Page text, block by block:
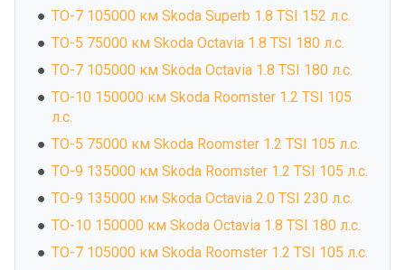
ТО-7 105000 км Skoda Superb 1.8 TSI 152 л.с.
ТО-5 75000 км Skoda Octavia 1.8 TSI 180 л.с.
ТО-7 105000 км Skoda Octavia 1.8 TSI 180 л.с.
ТО-10 150000 км Skoda Roomster 1.2 TSI 105
л.с.
ТО-5 75000 км Skoda Roomster 1.2 TSI 105 л.с.
ТО-9 135000 км Skoda Roomster 1.2 TSI 105 л.с.
ТО-9 135000 км Skoda Octavia 2.0 TSI 230 л.с.
ТО-10 150000 км Skoda Octavia 1.8 TSI 180 л.с.
ТО-7 105000 км Skoda Roomster 1.2 TSI 105 л.с.